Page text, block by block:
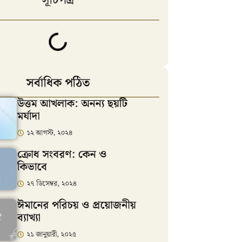
সর্বাধিক পঠিত
উত্তম আখলাক: অনন্য ছয়টি
মর্যাদা
১২ আগস্ট, ২০২৪
ক্রোধ সংবরণ: কেন ও
কিভাবে
২৭ ডিসেম্বর, ২০২৪
ঈমানের পরিচয় ও প্রয়োজনীয়
ব্যাখ্যা
২১ জানুয়ারী, ২০২৫